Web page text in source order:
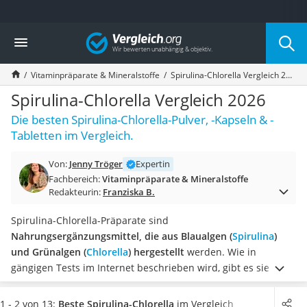
Die beliebtesten Vergleiche nach Kategorie
Drogerie
Inhalator
Haarschneider
Rollator
Braun Rasierer
Katzenklappe (Chip)
Rasierer
Massagepistole
Epilierer
Eiweißpulver
Magnesiumpräparat
Katzenklappe
Nackenmassagegerät
Zeckenschutz Katze
leichter Haartrockner
Vergleich
Vitaminpräparate & Mineralstoffe Spirulina-Chlorella Vergleich 2026
Spirulina-Chlorella Vergleich 2026
Die besten Spirulina-Chlorella-Pulver, -Kapseln & -
Tabletten im Vergleich.
Von: Jenny Tröger
Expertin
Fachbereich:Vitaminpräparate & Mineralstoffe
Redakteurin: Franziska B.
Spirulina-Chlorella-Präparate sind
Nahrungsergänzungsmittel, die aus Blaualgen (Spirulina)
und Grünalgen (Chlorella) hergestellt werden. Wie in
gängigen Tests im Internet beschrieben wird, gibt es sie in
Form vonPulver, Kapseln oder Tabletten.Die Einnahme von
Kapseln und Tabletten wird dabei als einfacher beschrieben,
1 - 2 von 13: Beste Spirulina-Chlorella im Vergleich